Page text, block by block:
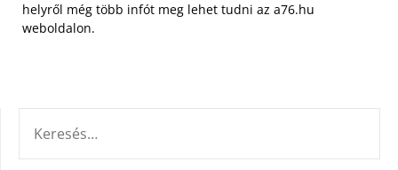
helyről még több infót meg lehet tudni az a76.hu
weboldalon.